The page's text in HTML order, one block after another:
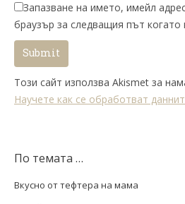
Запазване на името, имейл
браузър за следващия път когато
Submit
Този сайт използва Akismet за
Научете как се обработват
По темата …
Вкусно от тефтера на мама